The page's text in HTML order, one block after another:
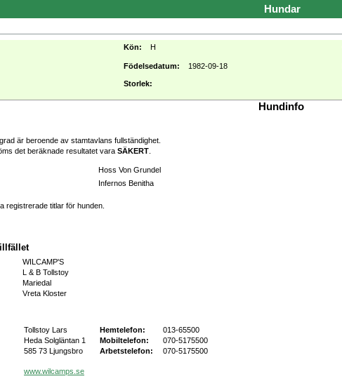
Hundar
Kön: H
Födelsedatum: 1982-09-18
Storlek:
Hundinfo
är beroende av stamtavlans fullständighet.
det beräknade resultatet vara SÄKERT
Hoss Von Grundel
Infernos Benitha
registrerade titlar för hunden.
WILCAMP'S
L & B Tollstoy
Mariedal
Vreta Kloster
Tollstoy Lars Hemtelefon:
013-65500
Heda Solgläntan 1
Mobiltelefon:
070-5175500
585 73 Ljungsbro
Arbetstelefon:
070-5175500
www.wilcamps.se